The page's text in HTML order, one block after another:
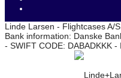
Linde Larsen - Flightcases A/
Bank information: Danske
- SWIFT CODE: DABADKKK